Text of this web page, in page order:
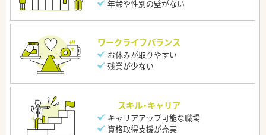
年齢や性別の壁がない
ワークライフバランス
お休みが取りやすい
残業が少ない
スキル・キャリア
キャリアアップ可能な職場
資格取得支援が充実